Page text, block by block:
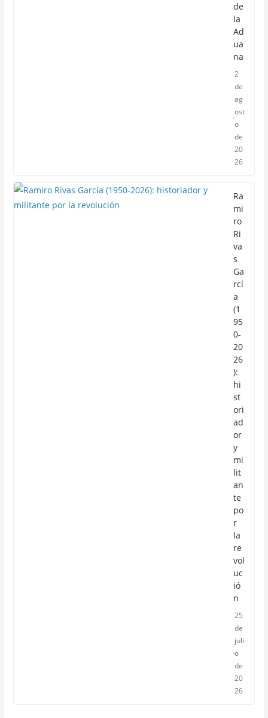
de
la
Ad
ua
na
2
de
ag
ost
o
de
20
26
Ra
mi
ro
Ri
va
s
Ga
rcí
a
(1
95
0-
20
26
):
hi
st
ori
ad
or
y
mi
lit
an
te
po
r
la
re
vol
uc
ió
n
25
de
juli
o
de
20
26